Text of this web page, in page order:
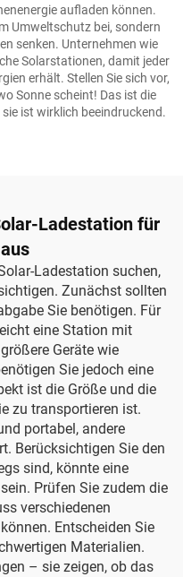
aufladen können.
Umweltschutz bei, sondern
senken. Unternehmen wie
Solarstationen, damit jeder
erhält. Stellen Sie sich vor,
Sonne scheint! Das ist die
ist wirklich beeindruckend.
Ladestation für
Ladestation suchen,
Zunächst sollten
Sie benötigen. Für
eine Station mit
Geräte wie
Sie jedoch eine
ist die Größe und die
zu transportieren ist.
portabel, andere
Berücksichtigen Sie den
sind, könnte eine
Prüfen Sie zudem die
verschiedenen
Entscheiden Sie
Materialien.
– sie zeigen, ob das